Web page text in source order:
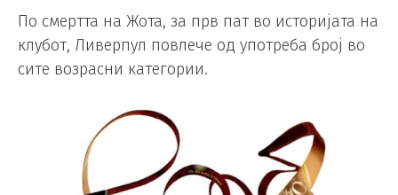
По смертта на Жота, за прв пат во историјата на
клубот, Ливерпул повлече од употреба број во
сите возрасни категории.